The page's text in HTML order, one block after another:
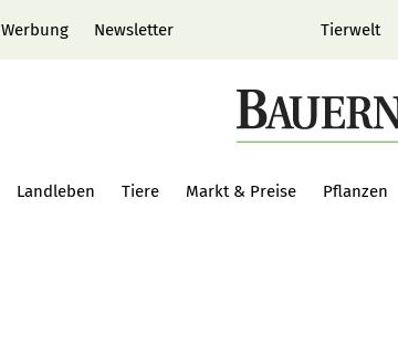
Werbung Newsletter Tierwelt
Landleben Tiere Markt & Preise Pflanzen